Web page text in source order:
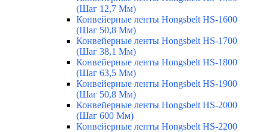
(Шаг 12,7 Мм)
Конвейерные ленты Hongsbelt HS-1600
(Шаг 50,8 Мм)
Конвейерные ленты Hongsbelt HS-1700
(Шаг 38,1 Мм)
Конвейерные ленты Hongsbelt HS-1800
(Шаг 63,5 Мм)
Конвейерные ленты Hongsbelt HS-1900
(Шаг 50,8 Мм)
Конвейерные ленты Hongsbelt HS-2000
(Шаг 600 Мм)
Конвейерные ленты Hongsbelt HS-2200